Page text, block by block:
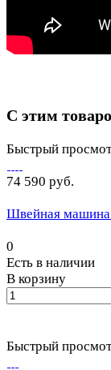
С этим
Быстрый
74 590 руб.
Швейная
0
Есть в наличии
В корзину
Быстрый